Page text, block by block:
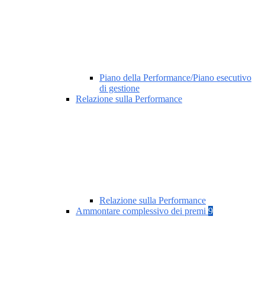
Piano della Performance/Piano esecutivo
di gestione
Relazione sulla Performance
Relazione sulla Performance
Ammontare complessivo dei premi 9